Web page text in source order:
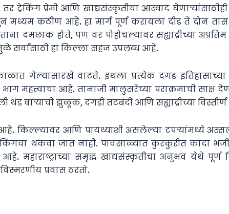
ट्रेकिंग प्रेमी आणि खाद्यसंस्कृतीचा आस्वाद
मध्यम कठीण आहे. हा मार्ग पूर्ण करायला दीड ते दोन तास
दमछाक होते, पण वर पोहोचल्यावर सह्याद्रीच्या
सर्वांसाठी हा किल्ला सहज उपलब्ध आहे.
गेल्यासारखे वाटते. इथला प्रत्येक दगड इतिहासाच्या
महत्त्वाचा आहे. तानाजी मालुसरेंच्या पराक्रमाची
थंड वाऱ्याची झुळूक, दगडी तटबंदी आणि सह्याद्रीच्या
किल्ल्यावर आणि पायथ्याशी असलेल्या टपऱ्यांमध्ये
थकवा जात नाही. पावसाळ्यात कुरकुरीत कांदा
महाराष्ट्राच्या समृद्ध खाद्यसंस्कृतीचा अनुभव येथे
प्रवास ठरतो.